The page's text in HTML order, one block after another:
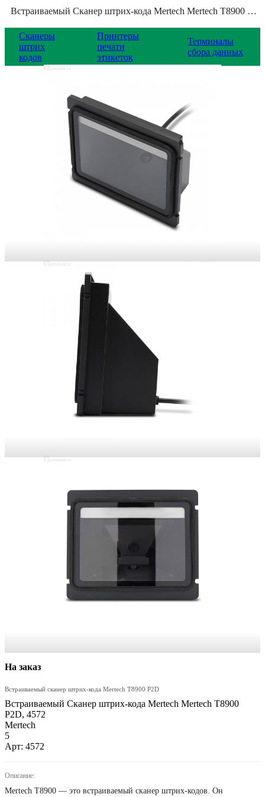
Встраиваемый Сканер штрих-кода Mertech Mertech T8900 P2D, 4572
Сканеры
штрих
кодов
Принтеры
печати
этикеток
Терминалы
сбора данных
На заказ
Встраиваемый сканер штрих-кода Mertech T8900 P2D
Встраиваемый Сканер штрих-кода Mertech Mertech T8900
P2D, 4572
Mertech
5
Арт: 4572
Описание:
Mertech T8900 — это встраиваемый сканер штрих-кодов. Он